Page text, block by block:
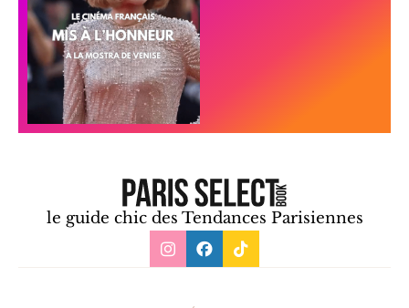
le guide chic des Tendances Parisiennes